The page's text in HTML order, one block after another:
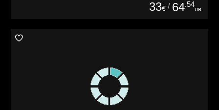
33€ / 64.54
лв.